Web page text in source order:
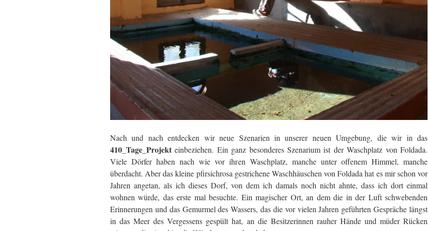
Nach und nach entdecken wir neue Szenarien in unserer neuen Umgebung, die wir in das
410_Tage_Projekt einbeziehen. Ein ganz besonderes Szenarium ist der Waschplatz von Foldada.
Viele Dörfer haben nach wie vor ihren Waschplatz, manche unter offenem Himmel, manche
überdacht. Aber das kleine pfirsichrosa gestrichene Waschhäuschen von Foldada hat es mir schon vor
Jahren angetan, als ich dieses Dorf, von dem ich damals noch nicht ahnte, dass ich dort einmal
wohnen würde, das erste mal besuchte. Ein magischer Ort, an dem die in der Luft schwebenden
Erinnerungen und das Gemurmel des Wassers, das die vor vielen Jahren geführten Gespräche längst
in das Meer des Vergessens gespült hat, an die Besitzerinnen rauher Hände und müder Rücken